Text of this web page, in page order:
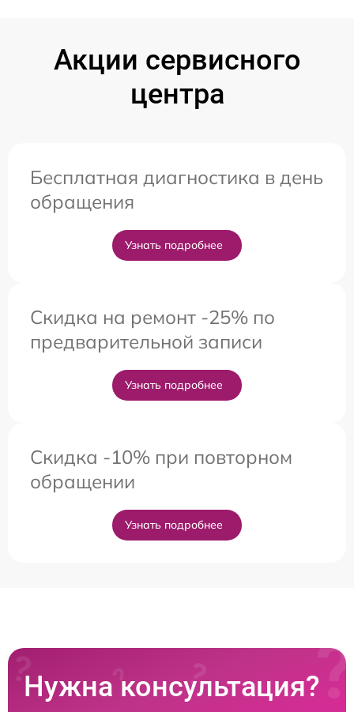
Акции сервисного
центра
Бесплатная диагностика в день
обращения
Узнать подробнее
Скидка на ремонт -25% по
предварительной записи
Узнать подробнее
Скидка -10% при повторном
обращении
Узнать подробнее
Нужна консультация?